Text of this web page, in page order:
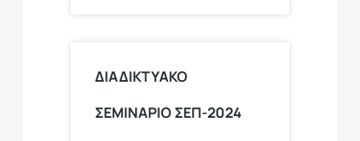
ΔΙΑΔΙΚΤΥΑΚΟ
ΣΕΜΙΝΑΡΙΟ ΣΕΠ-2024